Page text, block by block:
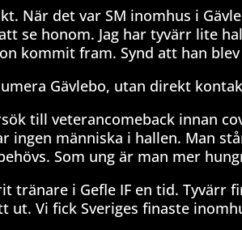
När det var SM inomhus i
se honom. Jag har tyvärr lite
kommit fram. Synd att han
Gävlebo, utan direkt
till veterancomeback innan
ingen människa i hallen. Man
Som ung är man mer
tränare i Gefle IF en tid.
ut. Vi fick Sveriges finaste